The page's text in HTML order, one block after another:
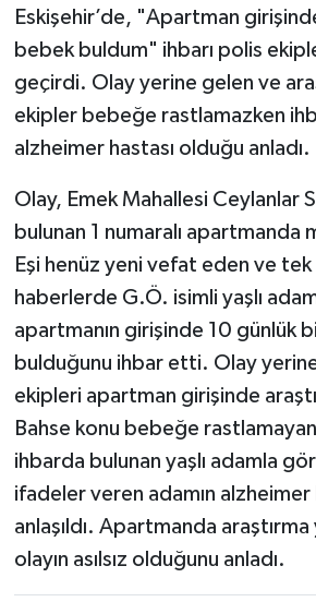
Eskişehir’de, "Apartman
bebek buldum" ihbarı polis
geçirdi. Olay yerine gelen ve
ekipler bebeğe rastlamazken
alzheimer hastası olduğu anladı.
Olay, Emek Mahallesi Ceylanlar
bulunan 1 numaralı apartmanda
Eşi henüz yeni vefat eden ve tek
haberlerde G.Ö. isimli yaşlı
apartmanın girişinde 10 günlük
bulduğunu ihbar etti. Olay
ekipleri apartman girişinde
Bahse konu bebeğe
ihbarda bulunan yaşlı adamla
ifadeler veren adamın alzheimer
anlaşıldı. Apartmanda
olayın asılsız olduğunu anladı.